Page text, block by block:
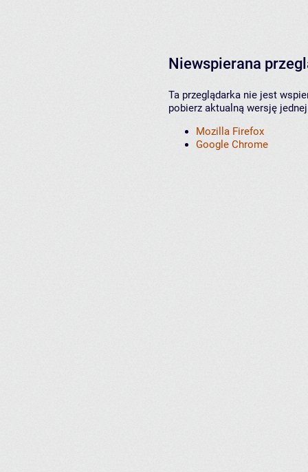
Niewspierana
Ta przeglądarka nie jest
pobierz aktualną wersję
Mozilla Firefox
Google Chrome